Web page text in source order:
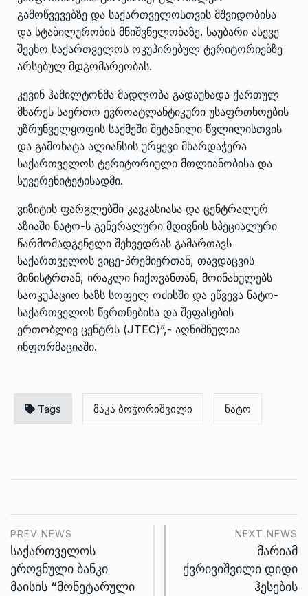
გამოწვევებზე და საქართველოსთვის მშვიდობისა
და სტაბილურობის მნიშვნელობაზე. საუბარი ასევე
შეეხო საქართველოს ოკუპირებულ ტერიტორიებზე
არსებულ მდგომარეობას.
კევინ ჰამილტონმა მადლობა გადაუხადა ქართულ
მხარეს საერთო ევროატლანტიკური უსაფრთხოების
უზრუნველყოფის საქმეში შეტანილი წვლილისთვის
და გამოხატა ალიანსის ურყევი მხარდაჭერა
საქართველოს ტერიტორიული მთლიანობისა და
სუვერენიტეტისადმი.
ვიზიტის ფარგლებში კავკასიასა და ცენტრალურ
აზიაში ნატო-ს გენერალური მდივნის სპეციალური
წარმომადგენელი შეხვედრას გამართავს
საქართველოს ვიცე-პრემიერთან, თავდაცვის
მინისტრთან, ირაკლი ჩიქოვანთან, მოინახულებს
საოკუპაციო ხაზს სოფელ ოძისში და ეწვევა ნატო-
საქართველოს წვრთნებისა და შეფასების
ერთობლივ ცენტრს (JTEC)”,- აღნიშნულია
ინფორმაციაში.
Tags მაკა ბოჭორიშვილი ნატო
PREV NEWS
საქართველოს
ეროვნული ბანკი
მაისის “მონეტარული
NEXT NEWS
მარიამ
ქვრივიშვილი დიდი
ჰესების